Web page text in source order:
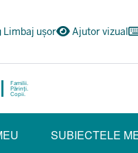
Limbaj ușor Ajutor vizual
Familii.
Părinți.
Copii.
SUBIECTELE